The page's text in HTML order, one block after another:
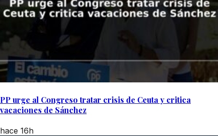
PP urge al Congreso tratar crisis de Ceuta y critica
vacaciones de Sánchez
hace 16h